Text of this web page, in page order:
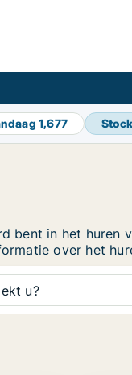
1,677
bent in het
over het
u?